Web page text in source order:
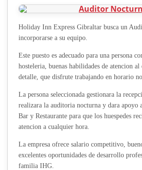
Holiday Inn Express Gibraltar busca un
incorporarse a su equipo.
Este puesto es adecuado para una persona
hosteleria, buenas habilidades de atencion
detalle, que disfrute trabajando en horario
La persona seleccionada gestionara la
realizara la auditoria nocturna y dara apoyo
Bar y Restaurante para que los huespedes
atencion a cualquier hora.
La empresa ofrece salario competitivo,
excelentes oportunidades de desarrollo
familia IHG.